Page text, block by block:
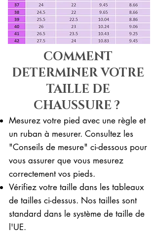
COMMENT
DETERMINER VOTRE
TAILLE DE
CHAUSSURE ?
Mesurez votre pied avec une règle et
un ruban à mesurer. Consultez les
"Conseils de mesure" ci-dessous pour
vous assurer que vous mesurez
correctement vos pieds. ​​
Vérifiez votre taille dans les tableaux
de tailles ci-dessus. Nos tailles sont
standard dans le système de taille de
l'UE.